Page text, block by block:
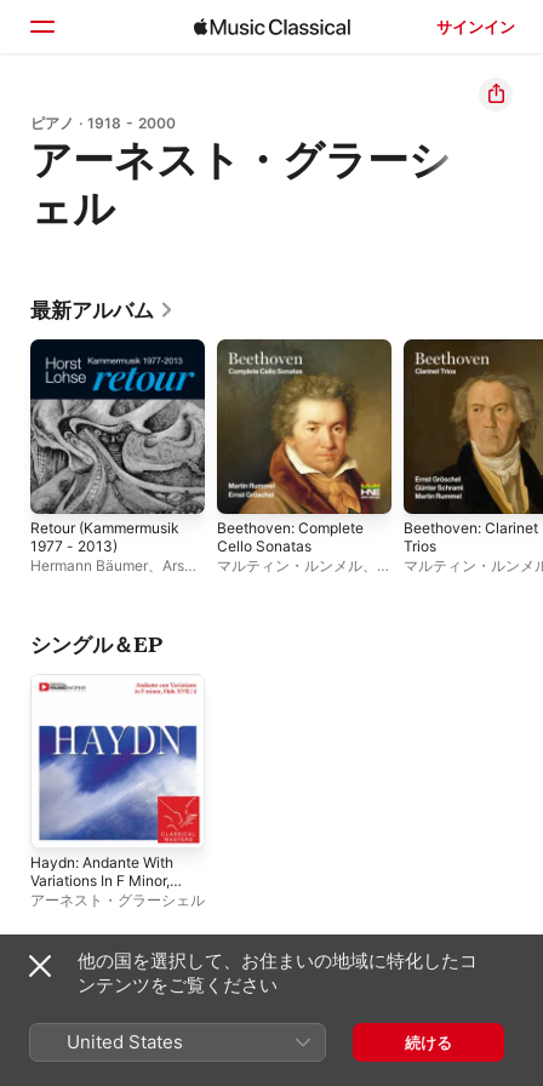
サインイン
ホーム
見つける
検索
ピアノ · 1918 - 2000
アーネスト・グラーシ
ェル
最新アルバム
Retour (Kammermusik
1977 - 2013)
Hermann Bäumer、 Ars
Beethoven: Complete
Cello Sonatas
マルティン・ルンメル、 ア
Beethoven: Clarinet
Trios
マルティン・ルンメ
シングル＆EP
Haydn: Andante With
Variations In F Minor,
Hob. Xvii:6
アーネスト・グラーシェル
その他のアーティスト
他の国を選択して、お住まいの地域に特化したコ
ンテンツをご覧ください
United States 続ける